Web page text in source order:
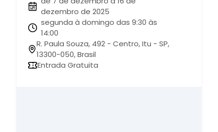
dezembro de 2025
segunda à domingo das 9:30 às
14:00
R. Paula Souza, 492 - Centro, Itu - SP,
13300-050, Brasil
Entrada Gratuita